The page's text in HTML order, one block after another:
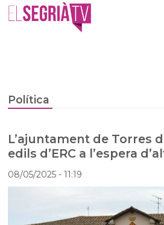
Política
L’ajuntament de Torres
edils d’ERC a l’espera
08/05/2025- 11:19